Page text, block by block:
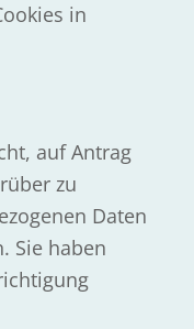
in
auf Antrag
zu
Daten
Sie haben